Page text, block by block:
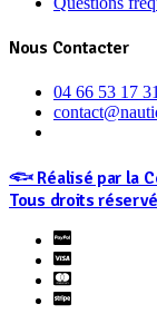
Nous Contacter
04 66 53 17 31
𓆟 Réalisé par la
Tous droits